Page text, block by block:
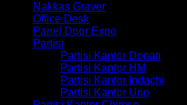
Nakkas Graver
Office Desk
Panel Door Expo
Partisi
Partisi Kantor Donati
Partisi Kantor HM
Partisi Kantor Indachi
Partisi Kantor Uno